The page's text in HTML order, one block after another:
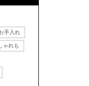
手入れ
ゃれも